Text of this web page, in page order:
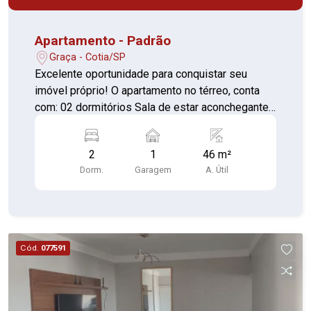
Apartamento - Padrão
Graça - Cotia/SP
Excelente oportunidade para conquistar seu
imóvel próprio! O apartamento no térreo, conta
com: 02 dormitórios Sala de estar aconchegante
condomínio oferece: Salão de festas
Churrasqueira Playground Ambiente familiar e
agradável Financia e aceita FGTS! Além disso, o
segurança e praticidade em uma ótima
localização de Cotia. Entre em contato para mais
informações e agende sua visita!
2
Dorm.
1
Garagem
46 m²
A. Útil
Cód. 077591